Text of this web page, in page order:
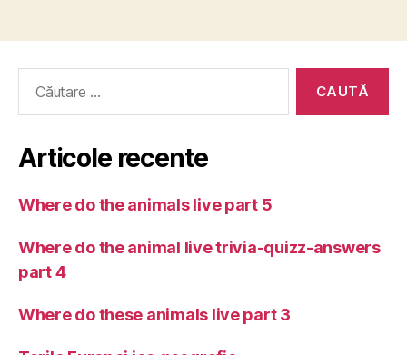
după:
Articole recente
Where do the animals live part 5
Where do the animal live trivia-quizz-answers
part 4
Where do these animals live part 3